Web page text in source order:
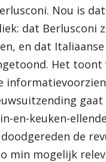
Nou is
dat Berlusconi
en dat
Het
en-keuken-
de
min mogelijk